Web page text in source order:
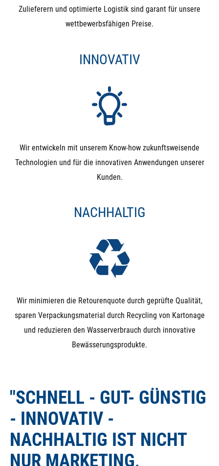
Zulieferern und optimierte Logistik sind garant für unsere
wettbewerbsfähigen Preise.
INNOVATIV
Wir entwickeln mit unserem Know-how zukunftsweisende
Technologien und für die innovativen Anwendungen unserer
Kunden.
NACHHALTIG
Wir minimieren die Retourenquote durch geprüfte Qualität,
sparen Verpackungsmaterial durch Recycling von Kartonage
und reduzieren den Wasserverbrauch durch innovative
Bewässerungsprodukte.
"SCHNELL - GUT- GÜNSTIG
- INNOVATIV -
NACHHALTIG IST NICHT
NUR MARKETING,